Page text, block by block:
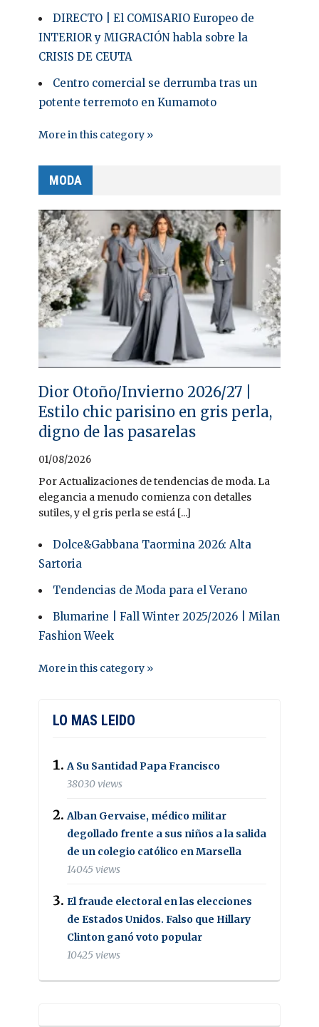
DIRECTO | El COMISARIO Europeo de
INTERIOR y MIGRACIÓN habla sobre la
CRISIS DE CEUTA
Centro comercial se derrumba tras un
potente terremoto en Kumamoto
More in this category »
MODA
Dior Otoño/Invierno 2026/27 |
Estilo chic parisino en gris perla,
digno de las pasarelas
01/08/2026
Por Actualizaciones de tendencias de moda. La
elegancia a menudo comienza con detalles
sutiles, y el gris perla se está [...]
Dolce&Gabbana Taormina 2026: Alta
Sartoria
Tendencias de Moda para el Verano
Blumarine | Fall Winter 2025/2026 | Milan
Fashion Week
More in this category »
LO MAS LEIDO
A Su Santidad Papa Francisco
38030 views
Alban Gervaise, médico militar
degollado frente a sus niños a la salida
de un colegio católico en Marsella
14045 views
El fraude electoral en las elecciones
de Estados Unidos. Falso que Hillary
Clinton ganó voto popular
10425 views